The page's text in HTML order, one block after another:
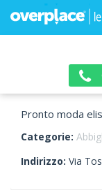
Pronto moda
Categorie:
Indirizzo: Via